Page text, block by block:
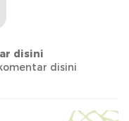
disini
disini